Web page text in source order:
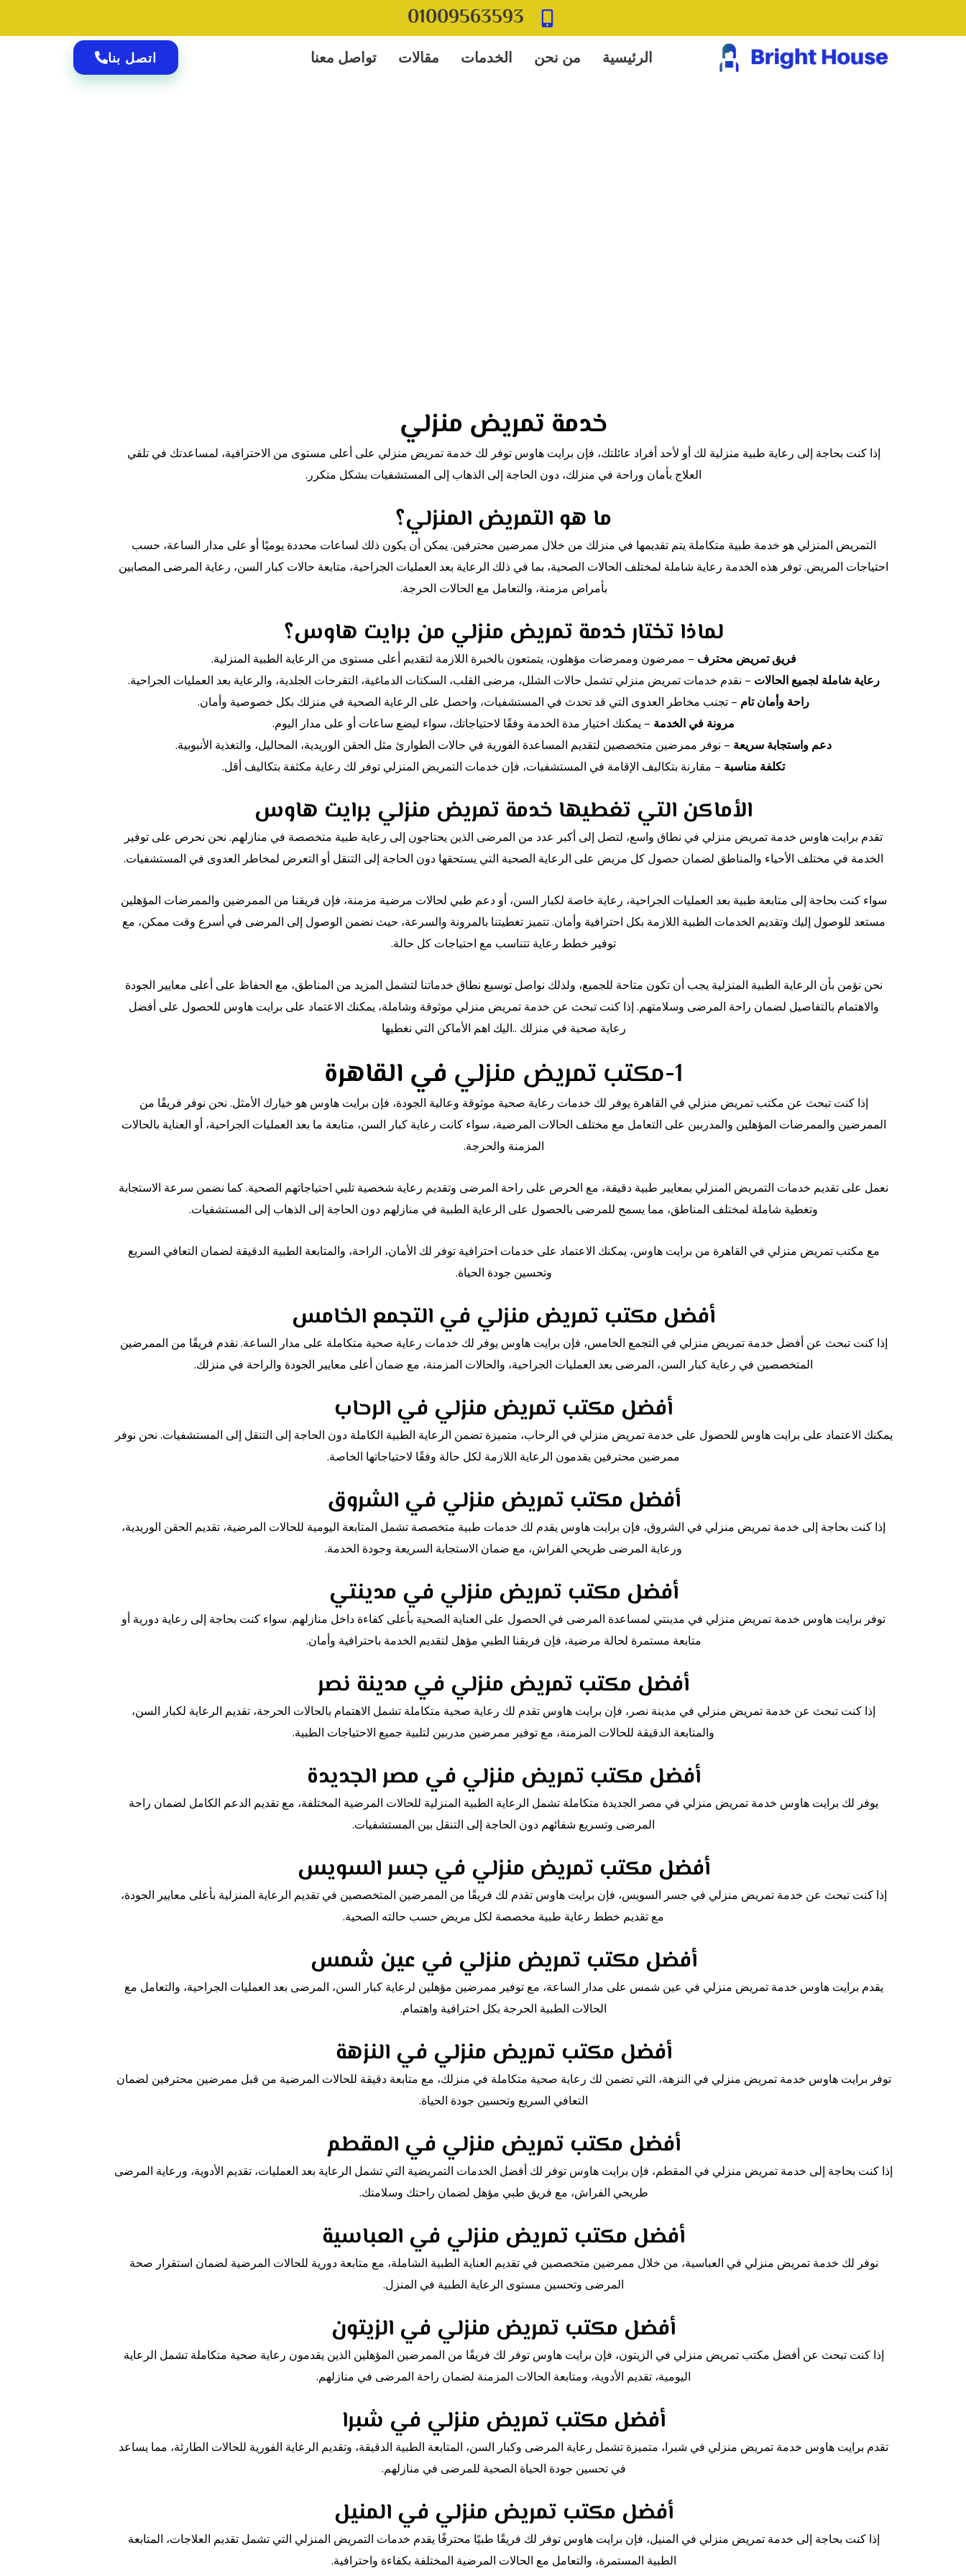
إلى
01009563593
الرئيسية من نحن الخدمات مقالات تواصل معنا اتصل بنا
خدمة تمريض منزلي
إذا كنت بحاجة إلى رعاية طبية منزلية لك أو لأحد أفراد عائلتك، فإن برايت هاوس توفر لك خدمة تمريض منزلي على أعلى مستوى من الاحترافية، لمساعدتك في تلقي
العلاج بأمان وراحة في منزلك، دون الحاجة إلى الذهاب إلى المستشفيات بشكل متكرر.
ما هو التمريض المنزلي؟
التمريض المنزلي هو خدمة طبية متكاملة يتم تقديمها في منزلك من خلال ممرضين محترفين. يمكن أن يكون ذلك لساعات محددة يوميًا أو على مدار الساعة، حسب
احتياجات المريض. توفر هذه الخدمة رعاية شاملة لمختلف الحالات الصحية، بما في ذلك الرعاية بعد العمليات الجراحية، متابعة حالات كبار السن، رعاية المرضى المصابين
بأمراض مزمنة، والتعامل مع الحالات الحرجة.
لماذا تختار خدمة تمريض منزلي من برايت هاوس؟
فريق تمريض محترف – ممرضون وممرضات مؤهلون، يتمتعون بالخبرة اللازمة لتقديم أعلى مستوى من الرعاية الطبية المنزلية.
رعاية شاملة لجميع الحالات – نقدم خدمات تمريض منزلي تشمل حالات الشلل، مرضى القلب، السكتات الدماغية، التقرحات الجلدية، والرعاية بعد العمليات الجراحية.
راحة وأمان تام – تجنب مخاطر العدوى التي قد تحدث في المستشفيات، واحصل على الرعاية الصحية في منزلك بكل خصوصية وأمان.
مرونة في الخدمة – يمكنك اختيار مدة الخدمة وفقًا لاحتياجاتك، سواء لبضع ساعات أو على مدار اليوم.
دعم واستجابة سريعة – نوفر ممرضين متخصصين لتقديم المساعدة الفورية في حالات الطوارئ مثل الحقن الوريدية، المحاليل، والتغذية الأنبوبية.
تكلفة مناسبة – مقارنة بتكاليف الإقامة في المستشفيات، فإن خدمات التمريض المنزلي توفر لك رعاية مكثفة بتكاليف أقل.
الأماكن التي تغطيها خدمة تمريض منزلي برايت هاوس
تقدم برايت هاوس خدمة تمريض منزلي في نطاق واسع، لتصل إلى أكبر عدد من المرضى الذين يحتاجون إلى رعاية طبية متخصصة في منازلهم. نحن نحرص على توفير
الخدمة في مختلف الأحياء والمناطق لضمان حصول كل مريض على الرعاية الصحية التي يستحقها دون الحاجة إلى التنقل أو التعرض لمخاطر العدوى في المستشفيات.
سواء كنت بحاجة إلى متابعة طبية بعد العمليات الجراحية، رعاية خاصة لكبار السن، أو دعم طبي لحالات مرضية مزمنة، فإن فريقنا من الممرضين والممرضات المؤهلين
مستعد للوصول إليك وتقديم الخدمات الطبية اللازمة بكل احترافية وأمان. تتميز تغطيتنا بالمرونة والسرعة، حيث نضمن الوصول إلى المرضى في أسرع وقت ممكن، مع
توفير خطط رعاية تتناسب مع احتياجات كل حالة.
نحن نؤمن بأن الرعاية الطبية المنزلية يجب أن تكون متاحة للجميع، ولذلك نواصل توسيع نطاق خدماتنا لتشمل المزيد من المناطق، مع الحفاظ على أعلى معايير الجودة
والاهتمام بالتفاصيل لضمان راحة المرضى وسلامتهم. إذا كنت تبحث عن خدمة تمريض منزلي موثوقة وشاملة، يمكنك الاعتماد على برايت هاوس للحصول على أفضل
رعاية صحية في منزلك ..اليك اهم الأماكن التي نغطيها
1-مكتب تمريض منزلي في القاهرة
إذا كنت تبحث عن مكتب تمريض منزلي في القاهرة يوفر لك خدمات رعاية صحية موثوقة وعالية الجودة، فإن برايت هاوس هو خيارك الأمثل. نحن نوفر فريقًا من
الممرضين والممرضات المؤهلين والمدربين على التعامل مع مختلف الحالات المرضية، سواء كانت رعاية كبار السن، متابعة ما بعد العمليات الجراحية، أو العناية بالحالات
المزمنة والحرجة.
نعمل على تقديم خدمات التمريض المنزلي بمعايير طبية دقيقة، مع الحرص على راحة المرضى وتقديم رعاية شخصية تلبي احتياجاتهم الصحية. كما نضمن سرعة الاستجابة
وتغطية شاملة لمختلف المناطق، مما يسمح للمرضى بالحصول على الرعاية الطبية في منازلهم دون الحاجة إلى الذهاب إلى المستشفيات.
مع مكتب تمريض منزلي في القاهرة من برايت هاوس، يمكنك الاعتماد على خدمات احترافية توفر لك الأمان، الراحة، والمتابعة الطبية الدقيقة لضمان التعافي السريع
وتحسين جودة الحياة.
أفضل مكتب تمريض منزلي في التجمع الخامس
إذا كنت تبحث عن أفضل خدمة تمريض منزلي في التجمع الخامس، فإن برايت هاوس يوفر لك خدمات رعاية صحية متكاملة على مدار الساعة. نقدم فريقًا من الممرضين
المتخصصين في رعاية كبار السن، المرضى بعد العمليات الجراحية، والحالات المزمنة، مع ضمان أعلى معايير الجودة والراحة في منزلك.
أفضل مكتب تمريض منزلي في الرحاب
يمكنك الاعتماد على برايت هاوس للحصول على خدمة تمريض منزلي في الرحاب، متميزة تضمن الرعاية الطبية الكاملة دون الحاجة إلى التنقل إلى المستشفيات. نحن نوفر
ممرضين محترفين يقدمون الرعاية اللازمة لكل حالة وفقًا لاحتياجاتها الخاصة.
أفضل مكتب تمريض منزلي في الشروق
إذا كنت بحاجة إلى خدمة تمريض منزلي في الشروق، فإن برايت هاوس يقدم لك خدمات طبية متخصصة تشمل المتابعة اليومية للحالات المرضية، تقديم الحقن الوريدية،
ورعاية المرضى طريحي الفراش، مع ضمان الاستجابة السريعة وجودة الخدمة.
أفضل مكتب تمريض منزلي في مدينتي
توفر برايت هاوس خدمة تمريض منزلي في مدينتي لمساعدة المرضى في الحصول على العناية الصحية بأعلى كفاءة داخل منازلهم. سواء كنت بحاجة إلى رعاية دورية أو
متابعة مستمرة لحالة مرضية، فإن فريقنا الطبي مؤهل لتقديم الخدمة باحترافية وأمان.
أفضل مكتب تمريض منزلي في مدينة نصر
إذا كنت تبحث عن خدمة تمريض منزلي في مدينة نصر، فإن برايت هاوس تقدم لك رعاية صحية متكاملة تشمل الاهتمام بالحالات الحرجة، تقديم الرعاية لكبار السن،
والمتابعة الدقيقة للحالات المزمنة، مع توفير ممرضين مدربين لتلبية جميع الاحتياجات الطبية.
أفضل مكتب تمريض منزلي في مصر الجديدة
يوفر لك برايت هاوس خدمة تمريض منزلي في مصر الجديدة متكاملة تشمل الرعاية الطبية المنزلية للحالات المرضية المختلفة، مع تقديم الدعم الكامل لضمان راحة
المرضى وتسريع شفائهم دون الحاجة إلى التنقل بين المستشفيات.
أفضل مكتب تمريض منزلي في جسر السويس
إذا كنت تبحث عن خدمة تمريض منزلي في جسر السويس، فإن برايت هاوس تقدم لك فريقًا من الممرضين المتخصصين في تقديم الرعاية المنزلية بأعلى معايير الجودة،
مع تقديم خطط رعاية طبية مخصصة لكل مريض حسب حالته الصحية.
أفضل مكتب تمريض منزلي في عين شمس
يقدم برايت هاوس خدمة تمريض منزلي في عين شمس على مدار الساعة، مع توفير ممرضين مؤهلين لرعاية كبار السن، المرضى بعد العمليات الجراحية، والتعامل مع
الحالات الطبية الحرجة بكل احترافية واهتمام.
أفضل مكتب تمريض منزلي في النزهة
توفر برايت هاوس خدمة تمريض منزلي في النزهة، التي تضمن لك رعاية صحية متكاملة في منزلك، مع متابعة دقيقة للحالات المرضية من قبل ممرضين محترفين لضمان
التعافي السريع وتحسين جودة الحياة.
أفضل مكتب تمريض منزلي في المقطم
إذا كنت بحاجة إلى خدمة تمريض منزلي في المقطم، فإن برايت هاوس توفر لك أفضل الخدمات التمريضية التي تشمل الرعاية بعد العمليات، تقديم الأدوية، ورعاية المرضى
طريحي الفراش، مع فريق طبي مؤهل لضمان راحتك وسلامتك.
أفضل مكتب تمريض منزلي في العباسية
نوفر لك خدمة تمريض منزلي في العباسية، من خلال ممرضين متخصصين في تقديم العناية الطبية الشاملة، مع متابعة دورية للحالات المرضية لضمان استقرار صحة
المرضى وتحسين مستوى الرعاية الطبية في المنزل.
أفضل مكتب تمريض منزلي في الزيتون
إذا كنت تبحث عن أفضل مكتب تمريض منزلي في الزيتون، فإن برايت هاوس توفر لك فريقًا من الممرضين المؤهلين الذين يقدمون رعاية صحية متكاملة تشمل الرعاية
اليومية، تقديم الأدوية، ومتابعة الحالات المزمنة لضمان راحة المرضى في منازلهم.
أفضل مكتب تمريض منزلي في شبرا
تقدم برايت هاوس خدمة تمريض منزلي في شبرا، متميزة تشمل رعاية المرضى وكبار السن، المتابعة الطبية الدقيقة، وتقديم الرعاية الفورية للحالات الطارئة، مما يساعد
في تحسين جودة الحياة الصحية للمرضى في منازلهم.
أفضل مكتب تمريض منزلي في المنيل
إذا كنت بحاجة إلى خدمة تمريض منزلي في المنيل، فإن برايت هاوس توفر لك فريقًا طبيًا محترفًا يقدم خدمات التمريض المنزلي التي تشمل تقديم العلاجات، المتابعة
الطبية المستمرة، والتعامل مع الحالات المرضية المختلفة بكفاءة واحترافية.